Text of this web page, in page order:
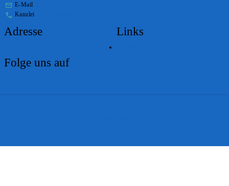
E-Mail
Kanzlei
Adresse Links
Folge uns auf